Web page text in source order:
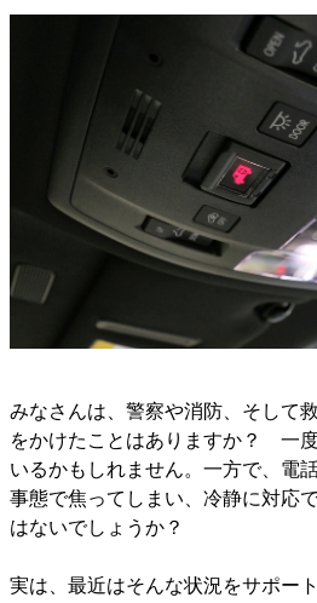
みなさんは、警察や消防、そして
をかけたことはありますか？ 一
いるかもしれません。一方で、電
事態で焦ってしまい、冷静に対応
はないでしょうか？
実は、最近はそんな状況をサポー